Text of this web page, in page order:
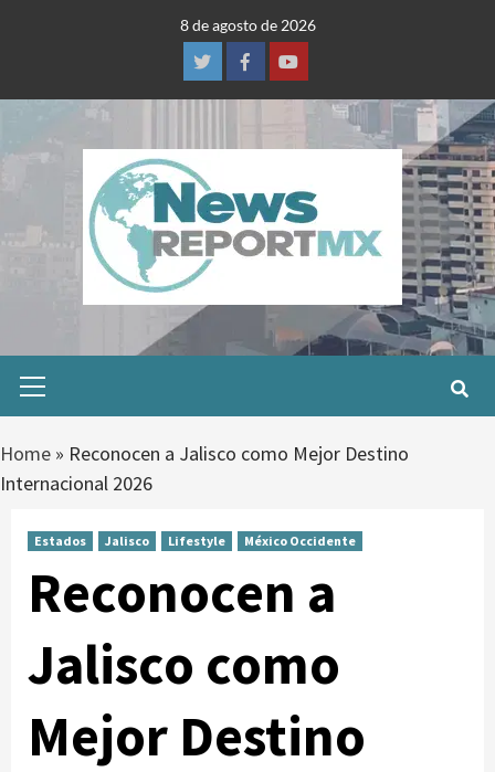
8 de agosto de 2026
TwitterFacebookYoutube
Menu
Home » Reconocen a Jalisco como Mejor Destino
Internacional 2026
Estados Jalisco Lifestyle México Occidente
Reconocen a
Jalisco como
Mejor Destino